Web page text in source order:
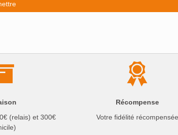
(relais) et 300€
Récompense
Votre fidélité récompensée